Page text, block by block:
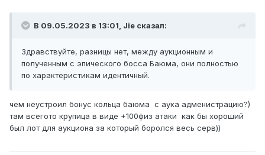
В 09.05.2023 в 13:01, Jie сказал:
Здравствуйте, разницы нет, между аукционным и
полученным с эпического босса Баюма, они полностью
по характеристикам идентичный.
чем неустроил бонус кольца баюма с аука адменистрацию?)
там всегото крупица в виде +100физ атаки как бы хороший
был лот для аукциона за который боролся весь серв))